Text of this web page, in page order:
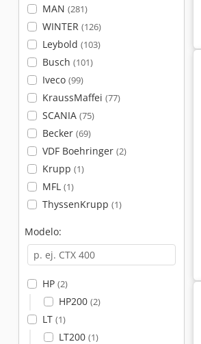
MAN (281)
WINTER (126)
Leybold (103)
Busch (101)
Iveco (99)
KraussMaffei (77)
SCANIA (75)
Becker (69)
VDF Boehringer (2)
Krupp (1)
MFL (1)
ThyssenKrupp (1)
Modelo:
HP (2)
HP200 (2)
LT (1)
LT200 (1)